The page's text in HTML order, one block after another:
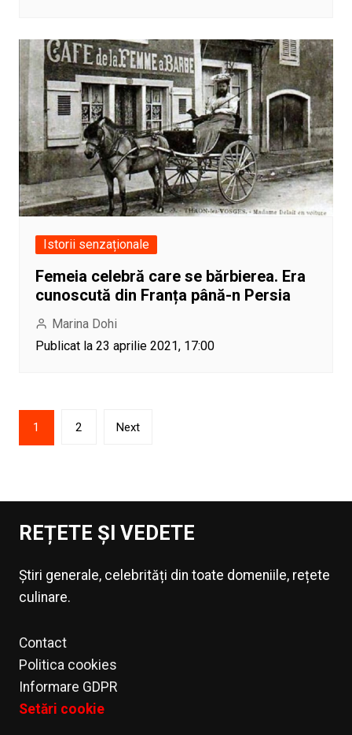
Istorii senzaționale
Femeia celebră care se bărbierea. Era
cunoscută din Franța până-n Persia
Marina Dohi
Publicat la 23 aprilie 2021, 17:00
Paginație
articole
1 2 Next
REȚETE ȘI VEDETE
Știri generale, celebrități din toate domeniile, rețete
culinare.
Contact
Politica cookies
Informare GDPR
Setări cookie